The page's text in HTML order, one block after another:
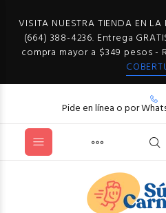
VISITA NUESTRA TIENDA EN
(664) 388-4236. Entrega
compra mayor a $349 pesos -
Pide en línea o por